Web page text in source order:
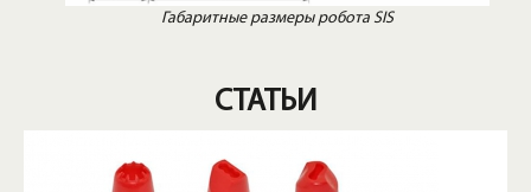
Габаритные размеры робота SIS
СТАТЬИ